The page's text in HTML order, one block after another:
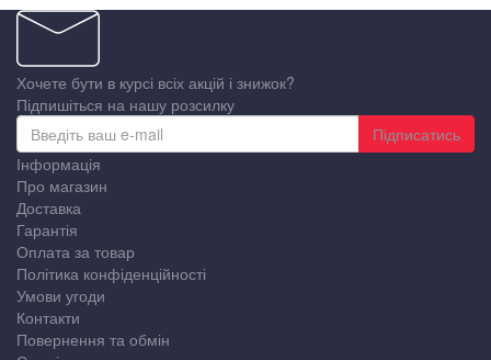
Хочете бути в курсі всіх акцій і знижок?
Підпишіться на нашу розсилку
Підписатись
Інформація
Про магазин
Доставка
Гарантія
Оплата за товар
Політика конфіденційності
Умови угоди
Контакти
Повернення та обмін